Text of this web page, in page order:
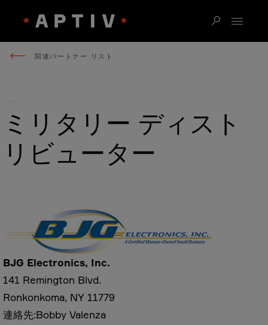
関連パートナー リスト
ミリタリー ディスト
リビューター
BJG Electronics, Inc.
141 Remington Blvd.
Ronkonkoma, NY 11779
連絡先:Bobby Valenza